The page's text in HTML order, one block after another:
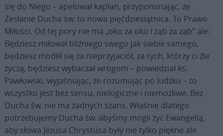
się do Niego – apelował kapłan, przypominając, że
Zesłanie Ducha św. to nowa pięćdziesiątnica. To Prawo
Miłości. Od tej pory nie ma „oko za oko i ząb za ząb” ale:
Będziesz miłował bliźniego swego jak siebie samego,
będziesz modlił się za nieprzyjaciół, za tych, którzy ci źle
życzą, będziesz wybaczał wrogom – powiedział ks.
Pawłowski, wyjaśniając, że rozumując po ludzku – to
wszystko jest bez sensu, nielogiczne i niemożliwe. Bez
Ducha św. nie ma żadnych szans. Właśnie dlatego
potrzebujemy Ducha św. abyśmy mogli żyć Ewangelią,
aby słowa Jezusa Chrystusa były nie tylko piękne ale